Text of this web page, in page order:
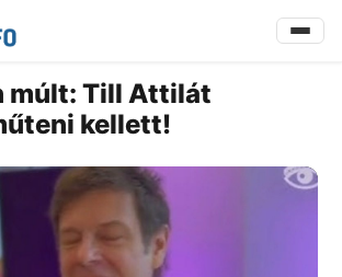
múlt: Till Attilát
kellett!